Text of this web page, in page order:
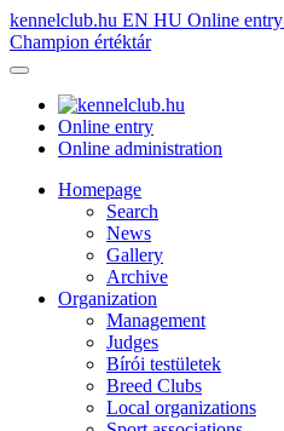
kennelclub.hu EN HU Online entry
Champion értéktár
Online entry
Online administration
Homepage
Search
News
Gallery
Archive
Organization
Management
Judges
Bírói testületek
Breed Clubs
Local organizations